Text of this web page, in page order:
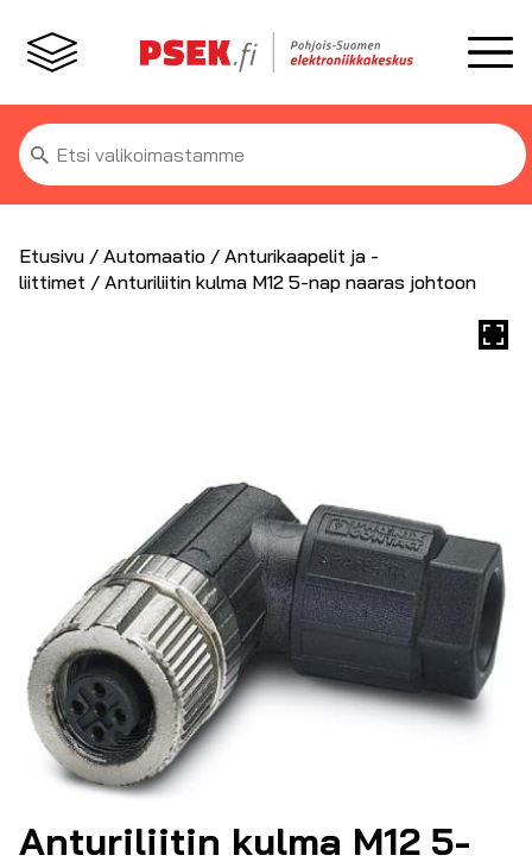
Etsi:
Etusivu / Automaatio / Anturikaapelit ja -
liittimet / Anturiliitin kulma M12 5-nap naaras johtoon
Anturiliitin kulma M12 5-